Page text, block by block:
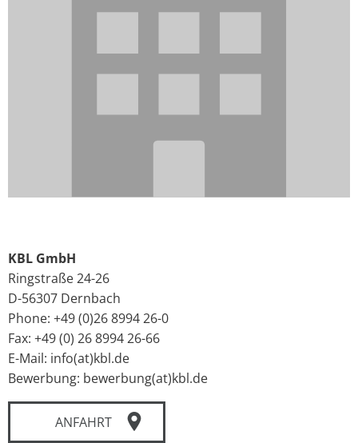
KBL GmbH
Ringstraße 24-26
D-56307 Dernbach
Phone: +49 (0)26 8994 26-0
Fax: +49 (0) 26 8994 26-66
E-Mail: info(at)kbl.de
Bewerbung: bewerbung(at)kbl.de
ANFAHRT